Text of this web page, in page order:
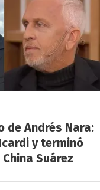
de Andrés Nara:
y terminó
Suárez